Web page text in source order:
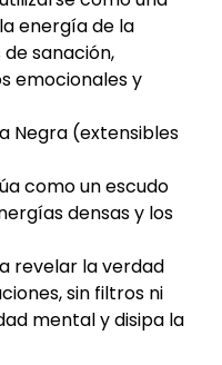
energía de la
sanación,
emocionales y
Negra (extensibles
como un escudo
densas y los
revelar la verdad
sin filtros ni
mental y disipa la